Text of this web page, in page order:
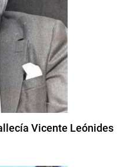
Vicente Leónides